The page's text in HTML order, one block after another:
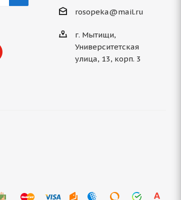
rosopeka@mail.ru
г. Мытищи,
Университетская
улица, 13, корп. 3